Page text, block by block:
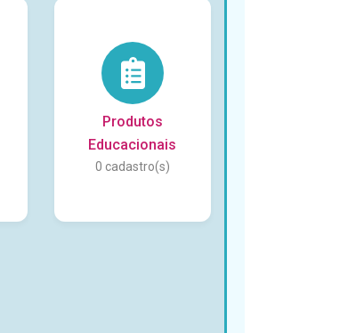
Produtos
Educacionais
0